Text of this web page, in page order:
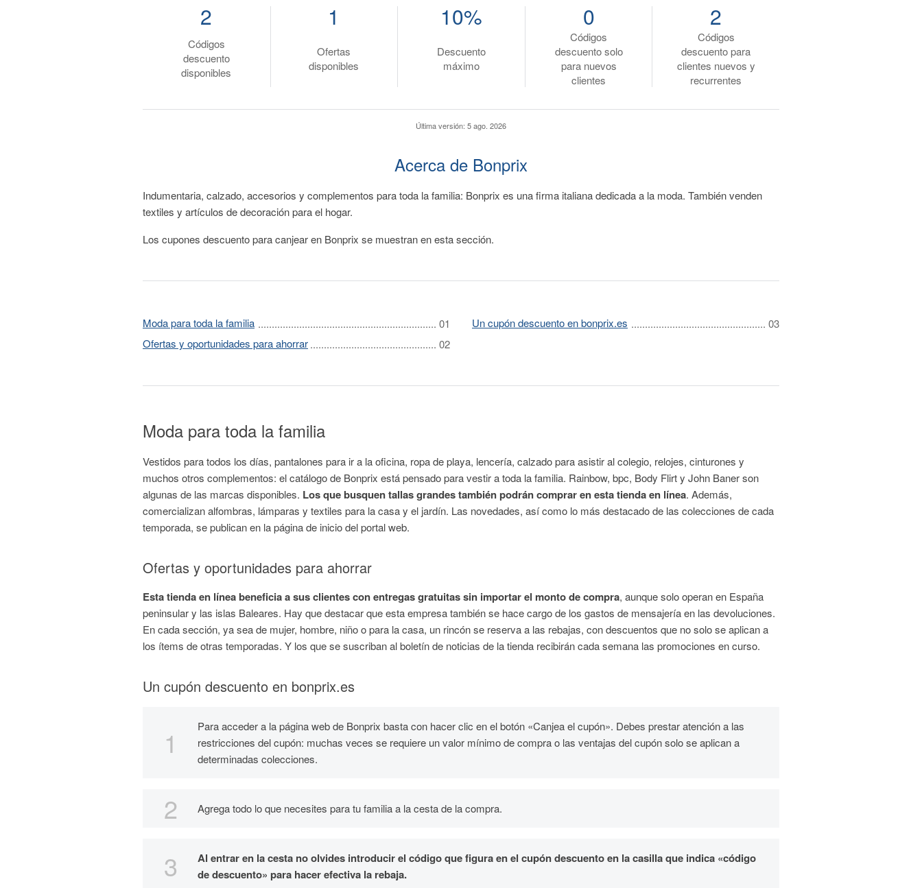
Códigos
descuento
disponibles
2
Ofertas
disponibles
1
Descuento
máximo
10%
Códigos
descuento solo
para nuevos
clientes
0
Códigos
descuento para
clientes nuevos y
recurrentes
2
Última versión: 5 ago. 2026
Acerca de Bonprix
Indumentaria, calzado, accesorios y complementos para toda la familia: Bonprix es una firma italiana dedicada a la moda. También venden
textiles y artículos de decoración para el hogar.
Los cupones descuento para canjear en Bonprix se muestran en esta sección.
Moda para toda la familia
Ofertas y oportunidades para ahorrar
Un cupón descuento en bonprix.es
Moda para toda la familia
Vestidos para todos los días, pantalones para ir a la oficina, ropa de playa, lencería, calzado para asistir al colegio, relojes, cinturones y
muchos otros complementos: el catálogo de Bonprix está pensado para vestir a toda la familia. Rainbow, bpc, Body Flirt y John Baner son
algunas de las marcas disponibles. Los que busquen tallas grandes también podrán comprar en esta tienda en línea. Además,
comercializan alfombras, lámparas y textiles para la casa y el jardín. Las novedades, así como lo más destacado de las colecciones de cada
temporada, se publican en la página de inicio del portal web.
Ofertas y oportunidades para ahorrar
Esta tienda en línea beneficia a sus clientes con entregas gratuitas sin importar el monto de compra, aunque solo operan en España
peninsular y las islas Baleares. Hay que destacar que esta empresa también se hace cargo de los gastos de mensajería en las devoluciones.
En cada sección, ya sea de mujer, hombre, niño o para la casa, un rincón se reserva a las rebajas, con descuentos que no solo se aplican a
los ítems de otras temporadas. Y los que se suscriban al boletín de noticias de la tienda recibirán cada semana las promociones en curso.
Un cupón descuento en bonprix.es
Para acceder a la página web de Bonprix basta con hacer clic en el botón «Canjea el cupón». Debes prestar atención a las
restricciones del cupón: muchas veces se requiere un valor mínimo de compra o las ventajas del cupón solo se aplican a
determinadas colecciones.
Agrega todo lo que necesites para tu familia a la cesta de la compra.
Al entrar en la cesta no olvides introducir el código que figura en el cupón descuento en la casilla que indica «código
de descuento» para hacer efectiva la rebaja.